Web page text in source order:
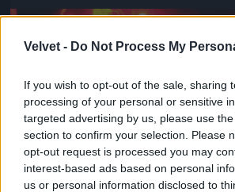
Velvet - Do Not Process My
If you wish to opt-out of the sale, sharing
processing of your personal or sensitive
targeted advertising by us, please use
section to confirm your selection. Please
opt-out request is processed you may
interest-based ads based on personal
us or personal information disclosed to